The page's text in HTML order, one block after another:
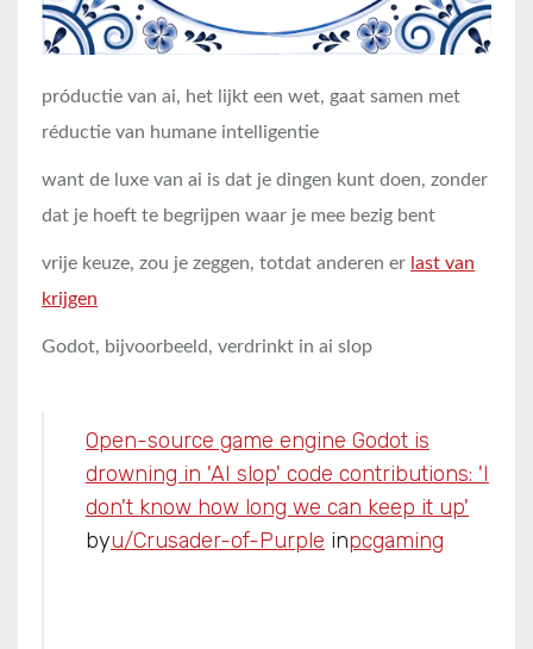
próductie van ai, het lijkt een wet, gaat samen met
réductie van humane intelligentie
want de luxe van ai is dat je dingen kunt doen, zonder
dat je hoeft te begrijpen waar je mee bezig bent
vrije keuze, zou je zeggen, totdat anderen er last van
krijgen
Godot, bijvoorbeeld, verdrinkt in ai slop
Open-source game engine Godot is
drowning in 'AI slop' code contributions: 'I
don't know how long we can keep it up'
byu/Crusader-of-Purple inpcgaming